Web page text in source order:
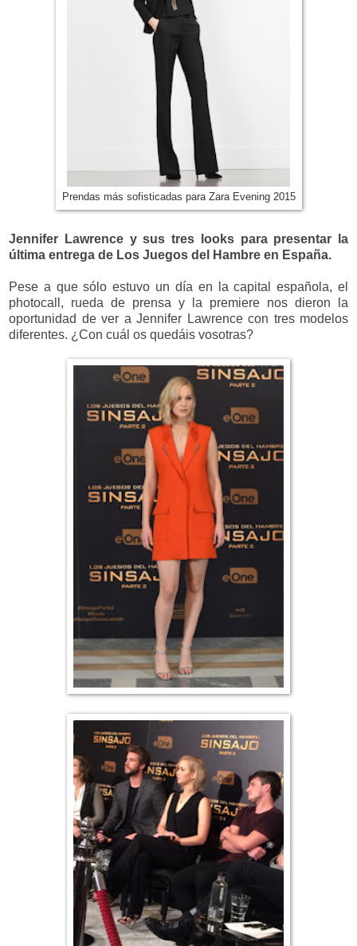
Prendas más sofisticadas para Zara Evening 2015
Jennifer Lawrence y sus tres looks para presentar la
última entrega de Los Juegos del Hambre en España.
Pese a que sólo estuvo un día en la capital española, el
photocall, rueda de prensa y la premiere nos dieron la
oportunidad de ver a Jennifer Lawrence con tres modelos
diferentes. ¿Con cuál os quedáis vosotras?